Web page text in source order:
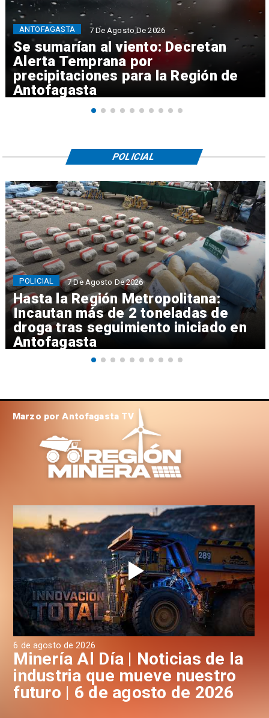
Se sumarían al viento: Decretan
Alerta Temprana por
precipitaciones para la Región de
Antofagasta
ANTOFAGASTA 7 De Agosto De 2026
Hasta la Región Metropolitana:
Incautan más de 2 toneladas de
droga tras seguimiento iniciado en
Antofagasta
POLICIAL 7 De Agosto De 2026
POLICIAL
6 de agosto de 2026
Minería Al Día | Noticias de la
industria que mueve nuestro
futuro | 6 de agosto de 2026
Marzo por Antofagasta TV